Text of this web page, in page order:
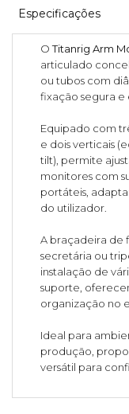
Especificações
OTitanrig Arm
articulado
ou tubos com
fixação segura e
Equipado com
e dois verticais
tilt), permite
monitores com
portáteis,
do utilizador.
A braçadeira de
secretária ou
instalação de
suporte,
organização no
Ideal para
produção,
versátil para